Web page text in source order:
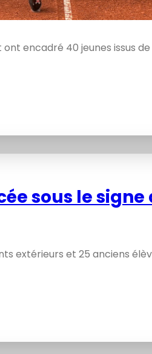
encadré 40 jeunes issus
sous le
extérieurs et 25 anciens